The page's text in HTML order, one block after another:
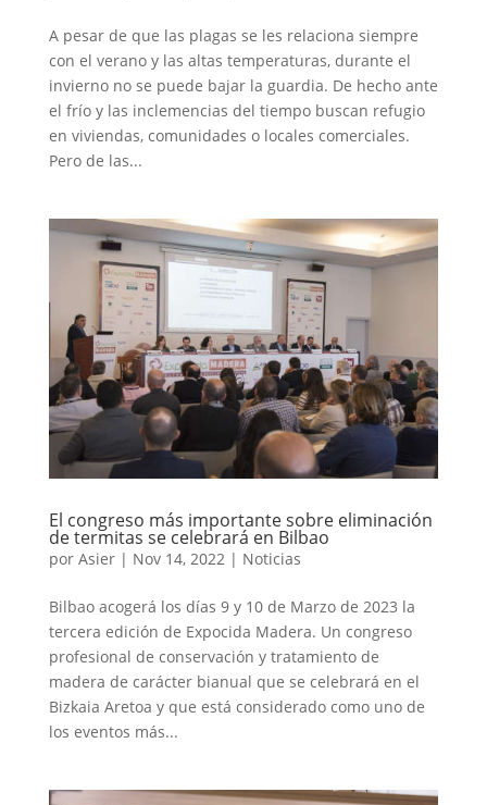
A pesar de que las plagas se les relaciona siempre
con el verano y las altas temperaturas, durante el
invierno no se puede bajar la guardia. De hecho ante
el frío y las inclemencias del tiempo buscan refugio
en viviendas, comunidades o locales comerciales.
Pero de las...
El congreso más importante sobre eliminación
de termitas se celebrará en Bilbao
por Asier| Nov 14, 2022| Noticias
Bilbao acogerá los días 9 y 10 de Marzo de 2023 la
tercera edición de Expocida Madera. Un congreso
profesional de conservación y tratamiento de
madera de carácter bianual que se celebrará en el
Bizkaia Aretoa y que está considerado como uno de
los eventos más...